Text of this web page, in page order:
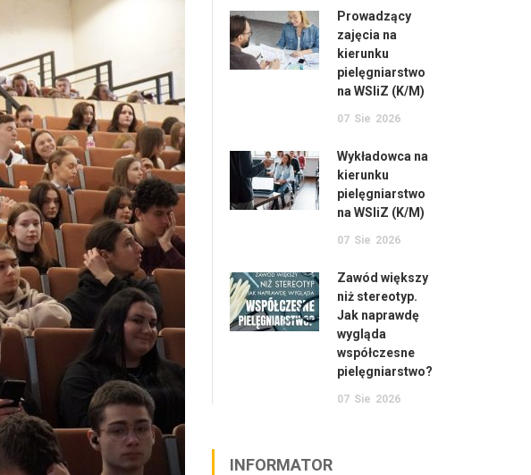
Prowadzący
zajęcia na
kierunku
pielęgniarstwo
na WSIiZ (K/M)
07 Sie 2026
Wykładowca na
kierunku
pielęgniarstwo
na WSIiZ (K/M)
07 Sie 2026
Zawód większy
niż stereotyp.
Jak naprawdę
wygląda
współczesne
pielęgniarstwo?
07 Sie 2026
INFORMATOR